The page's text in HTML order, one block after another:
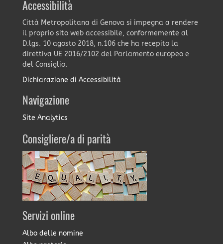
Accessibilità
Città Metropolitana di Genova si impegna a rendere
il proprio sito web accessibile, conformemente al
D.lgs. 10 agosto 2018, n.106 che ha recepito la
direttiva UE 2016/2102 del Parlamento europeo e
del Consiglio.
Dichiarazione di Accessibilità
Navigazione
Site Analytics
Consigliere/a di parità
Servizi online
Albo delle nomine